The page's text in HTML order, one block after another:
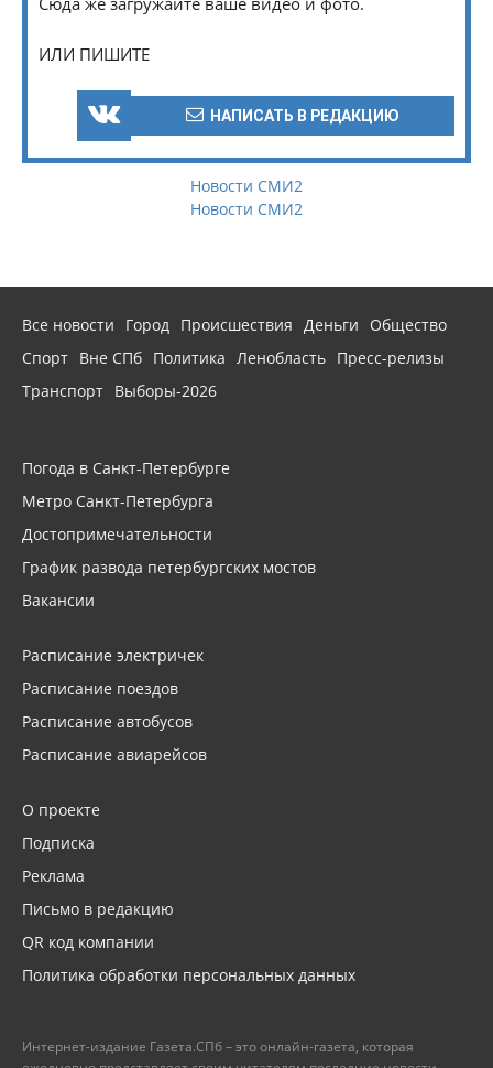
ИЛИ ПИШИТЕ
НАПИСАТЬ В РЕДАКЦИЮ
Новости СМИ2
Новости СМИ2
Все новости Город Происшествия Деньги
Общество
Спорт Вне СПб Политика Ленобласть Пресс-релизы
Транспорт Выборы-2026
Погода в Санкт-Петербурге
Метро Санкт-Петербурга
Достопримечательности
График развода петербургских мостов
Вакансии
Расписание электричек
Расписание поездов
Расписание автобусов
Расписание авиарейсов
О проекте
Подписка
Реклама
Письмо в редакцию
QR код компании
Политика обработки персональных данных
Интернет-издание Газета.СПб – это онлайн-газета, которая